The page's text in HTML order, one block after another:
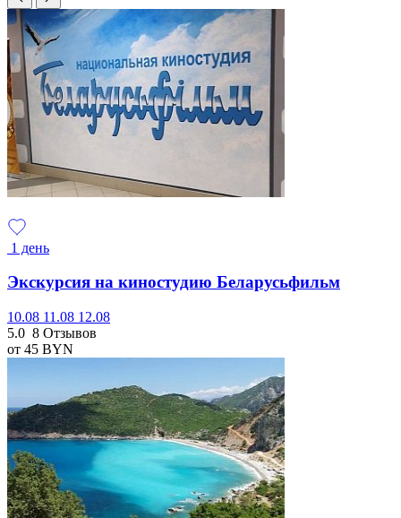
1 день
Экскурсия на киностудию Беларусьфильм
10.08 11.08 12.08
5.0 8 Отзывов
от 45 BYN